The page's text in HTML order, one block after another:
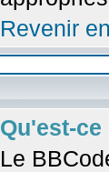
Revenir
Qu'est-ce
Le